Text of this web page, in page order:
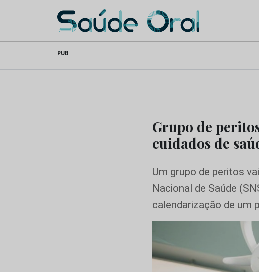
content
Saúde Oral
PUB
Grupo de
cuidados de
Um grupo de peritos
Nacional de Saúde
calendarização de um